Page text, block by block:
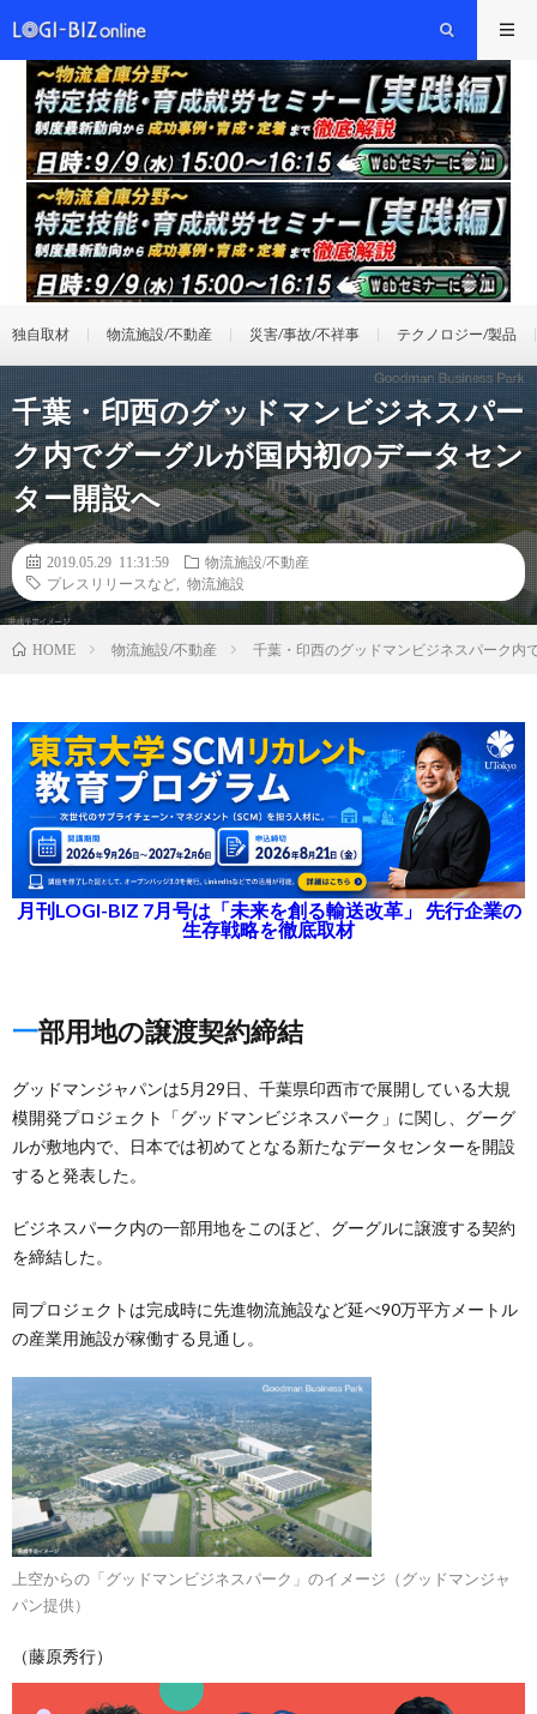
独自取材 物流施設/不動産 災害/事故/不祥事 テクノロジー/製品
千葉・印西のグッドマンビジネスパー
ク内でグーグルが国内初のデータセン
ター開設へ
2019.05.29 11:31:59
物流施設/不動産
プレスリリースなど
物流施設
HOME 物流施設/不動産 千葉・印西のグッドマンビジネスパーク内
月刊LOGI-BIZ 7月号は「未来を創る輸送改革」 先行企業の
生存戦略を徹底取材
一部用地の譲渡契約締結
グッドマンジャパンは5月29日、千葉県印西市で展開している大規
模開発プロジェクト「グッドマンビジネスパーク」に関し、グーグ
ルが敷地内で、日本では初めてとなる新たなデータセンターを開設
すると発表した。
ビジネスパーク内の一部用地をこのほど、グーグルに譲渡する契約
を締結した。
同プロジェクトは完成時に先進物流施設など延べ90万平方メートル
の産業用施設が稼働する見通し。
上空からの「グッドマンビジネスパーク」のイメージ（グッドマンジャ
パン提供）
（藤原秀行）